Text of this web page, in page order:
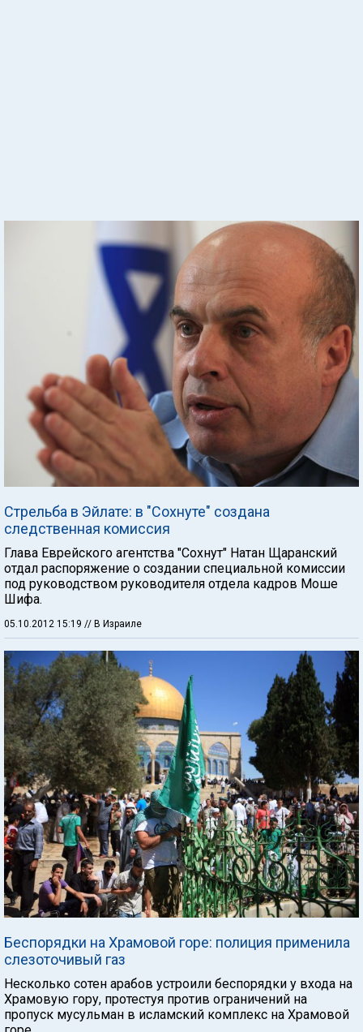
Стрельба в Эйлате: в "Сохнуте" создана
следственная комиссия
Глава Еврейского агентства "Сохнут" Натан Щаранский
отдал распоряжение о создании специальной комиссии
под руководством руководителя отдела кадров Моше
Шифа.
05.10.2012 15:19 // В Израиле
Беспорядки на Храмовой горе: полиция применила
слезоточивый газ
Несколько сотен арабов устроили беспорядки у входа на
Храмовую гору, протестуя против ограничений на
пропуск мусульман в исламский комплекс на Храмовой